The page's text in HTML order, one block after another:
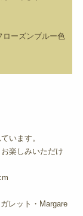
ローズンブルー色
います。
楽しみいただけ
レット・Margare